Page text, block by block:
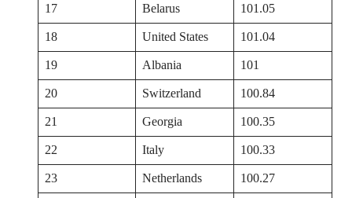
17
Belarus
101.05
18
United States
101.04
19
Albania
101
20
Switzerland
100.84
21
Georgia
100.35
22
Italy
100.33
23
Netherlands
100.27